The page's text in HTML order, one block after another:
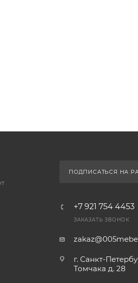
ПОДПИСАТЬСЯ НА
+7 921 754 4453
ЗАКАЗАТЬ ЗВОНОК
г. Санкт-
Томчака д. 28